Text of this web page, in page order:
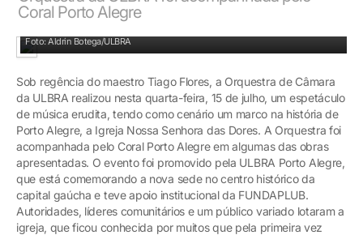
Coral Porto Alegre
Foto: Aldrin Botega/ULBRA
Sob regência do maestro Tiago Flores, a Orquestra de Câmara
da ULBRA realizou nesta quarta-feira, 15 de julho, um espetáculo
de música erudita, tendo como cenário um marco na história de
Porto Alegre, a Igreja Nossa Senhora das Dores. A Orquestra foi
acompanhada pelo Coral Porto Alegre em algumas das obras
apresentadas. O evento foi promovido pela ULBRA Porto Alegre,
que está comemorando a nova sede no centro histórico da
capital gaúcha e teve apoio institucional da FUNDAPLUB.
Autoridades, líderes comunitários e um público variado lotaram a
igreja, que ficou conhecida por muitos que pela primeira vez